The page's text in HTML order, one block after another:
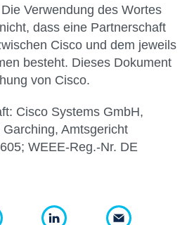
Verwendung des Wortes
dass eine Partnerschaft
Cisco und dem jeweils
besteht. Dieses Dokument
von Cisco.
Cisco Systems GmbH,
Amtsgericht
WEEE-Reg.-Nr. DE